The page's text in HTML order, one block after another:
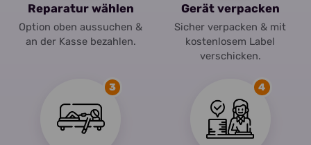
Reparatur wählen
Option oben aussuchen &
an der Kasse bezahlen.
Gerät verpacken
Sicher verpacken & mit
kostenlosem Label
verschicken.
3 4